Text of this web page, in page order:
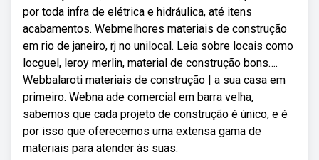
por toda infra de elétrica e hidráulica, até itens
acabamentos. Webmelhores materiais de construção
em rio de janeiro, rj no unilocal. Leia sobre locais como
locguel, leroy merlin, material de construção bons….
Webbalaroti materiais de construção | a sua casa em
primeiro. Webna ade comercial em barra velha,
sabemos que cada projeto de construção é único, e é
por isso que oferecemos uma extensa gama de
materiais para atender às suas.